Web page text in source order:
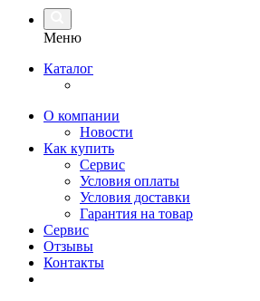
Меню
Каталог
О компании
Новости
Как купить
Сервис
Условия оплаты
Условия доставки
Гарантия на товар
Сервис
Отзывы
Контакты